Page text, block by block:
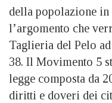
della popolazione
l’argomento che
Taglieria del Pelo
38. Il Movimento 5
legge composta da
diritti e doveri dei